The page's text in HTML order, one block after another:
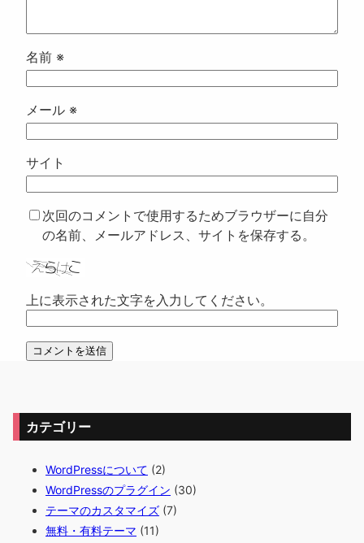
名前 ※
メール ※
サイト
次回のコメントで使用するためブラウザーに自分
の名前、メールアドレス、サイトを保存する。
上に表示された文字を入力してください。
カテゴリー
WordPressについて (2)
WordPressのプラグイン (30)
テーマのカスタマイズ (7)
無料・有料テーマ (11)